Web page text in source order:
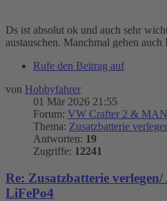
Ds ist absolut ok und auch sehr
austauschen. Manchmal gehen auch
Rufe den Beitrag auf
von Hobbyfahrer
01 Mär 2026 21:55
Forum: VW Crafter 2 &
Thema: Zusatzbatterie
Antworten: 19
Zugriffe: 12241
Re: Zusatzbatterie verlegen/
LiFePo4